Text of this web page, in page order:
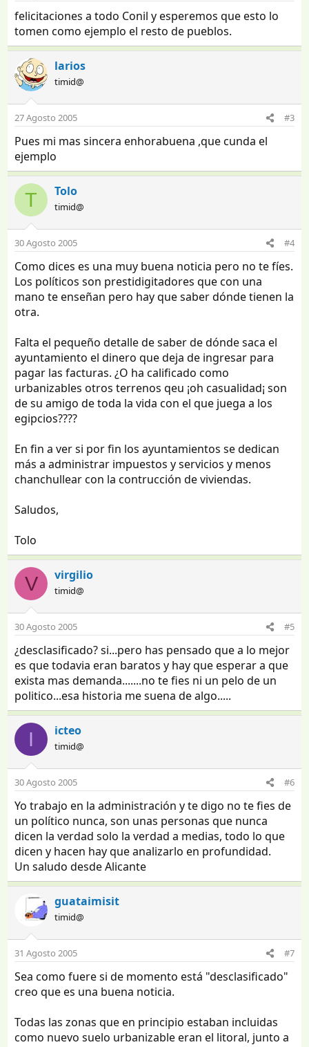
felicitaciones a todo Conil y esperemos que esto lo
tomen como ejemplo el resto de pueblos.
larios
timid@
27 Agosto 2005 #3
Pues mi mas sincera enhorabuena ,que cunda el
ejemplo
T Tolo
timid@
30 Agosto 2005 #4
Como dices es una muy buena noticia pero no te fíes.
Los políticos son prestidigitadores que con una
mano te enseñan pero hay que saber dónde tienen la
otra.
Falta el pequeño detalle de saber de dónde saca el
ayuntamiento el dinero que deja de ingresar para
pagar las facturas. ¿O ha calificado como
urbanizables otros terrenos qeu ¡oh casualidad¡ son
de su amigo de toda la vida con el que juega a los
egipcios????
En fin a ver si por fin los ayuntamientos se dedican
más a administrar impuestos y servicios y menos
chanchullear con la contrucción de viviendas.
Saludos,
Tolo
V virgilio
timid@
30 Agosto 2005 #5
¿desclasificado? si...pero has pensado que a lo mejor
es que todavia eran baratos y hay que esperar a que
exista mas demanda.......no te fies ni un pelo de un
politico...esa historia me suena de algo.....
I icteo
timid@
30 Agosto 2005 #6
Yo trabajo en la administración y te digo no te fies de
un político nunca, son unas personas que nunca
dicen la verdad solo la verdad a medias, todo lo que
dicen y hacen hay que analizarlo en profundidad.
Un saludo desde Alicante
guataimisit
timid@
31 Agosto 2005 #7
Sea como fuere si de momento está "desclasificado"
creo que es una buena noticia.
Todas las zonas que en principio estaban incluidas
como nuevo suelo urbanizable eran el litoral, junto a